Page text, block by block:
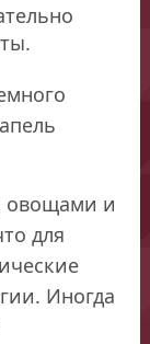
овощами и
для
Иногда